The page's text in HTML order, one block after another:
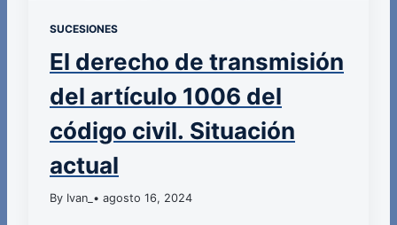
SUCESIONES
El derecho de transmisión
del artículo 1006 del
código civil. Situación
actual
By Ivan_ • agosto 16, 2024